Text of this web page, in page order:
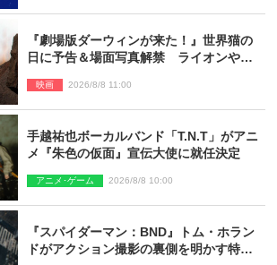
『劇場版ダーウィンが来た！』世界猫の
日に予告＆場面写真解禁 ライオンやマ
映画 2026/8/8 11:00
手越祐也ボーカルバンド「T.N.T」がアニ
メ『朱色の仮面』宣伝大使に就任決定
アニメ･ゲーム 2026/8/8 10:00
『スパイダーマン：BND』トム・ホラン
ドがアクション撮影の裏側を明かす特別